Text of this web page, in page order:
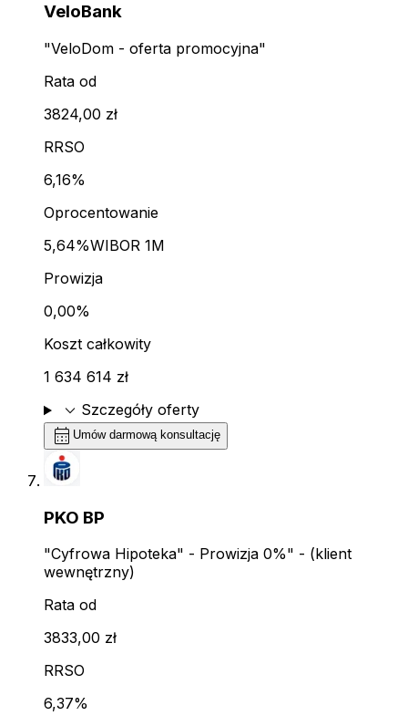
VeloBank
"VeloDom - oferta promocyjna"
Rata od
3824,00 zł
RRSO
6,16%
Oprocentowanie
5,64%WIBOR 1M
Prowizja
0,00%
Koszt całkowity
1 634 614 zł
expand_more Szczegóły oferty
calendar_month Umów darmową konsultację
PKO BP
"Cyfrowa Hipoteka" - Prowizja 0%" - (klient
wewnętrzny)
Rata od
3833,00 zł
RRSO
6,37%